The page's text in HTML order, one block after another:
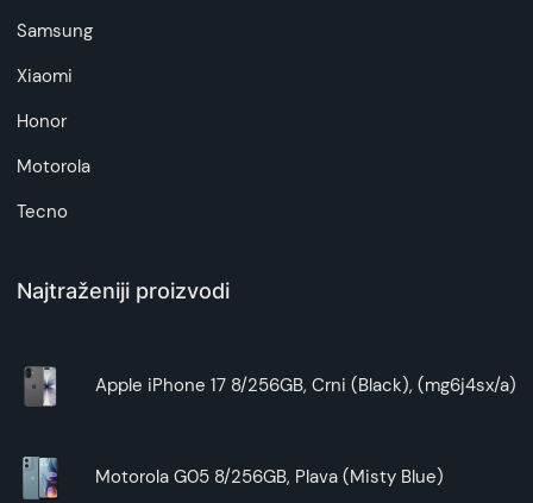
Samsung
Xiaomi
Honor
Motorola
Tecno
Najtraženiji proizvodi
Apple iPhone 17 8/256GB, Crni (Black), (mg6j4sx/a)
Motorola G05 8/256GB, Plava (Misty Blue)